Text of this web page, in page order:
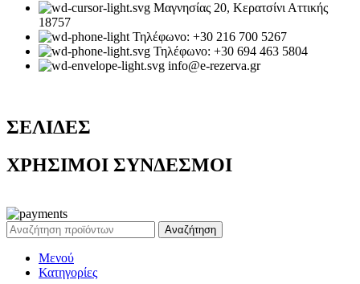
Μαγνησίας 20, Κερατσίνι Αττικής
18757
Τηλέφωνο: +30 216 700 5267
Τηλέφωνο: +30 694 463 5804
info@e-rezerva.gr
ΣΕΛΙΔΕΣ
ΧΡΗΣΙΜΟΙ ΣΥΝΔΕΣΜΟΙ
Αναζήτηση
Μενού
Κατηγορίες